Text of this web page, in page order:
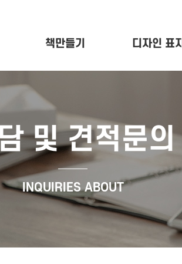
책만들기 디자인 표지
및 견적문의
INQUIRIES ABOUT